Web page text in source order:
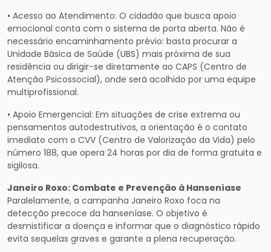
• Acesso ao Atendimento: O cidadão que busca apoio
emocional conta com o sistema de porta aberta. Não é
necessário encaminhamento prévio: basta procurar a
Unidade Básica de Saúde (UBS) mais próxima de sua
residência ou dirigir-se diretamente ao CAPS (Centro de
Atenção Psicossocial), onde será acolhido por uma equipe
multiprofissional.
• Apoio Emergencial: Em situações de crise extrema ou
pensamentos autodestrutivos, a orientação é o contato
imediato com o CVV (Centro de Valorização da Vida) pelo
número 188, que opera 24 horas por dia de forma gratuita e
sigilosa.
Janeiro Roxo: Combate e Prevenção à Hanseníase
Paralelamente, a campanha Janeiro Roxo foca na
detecção precoce da hanseníase. O objetivo é
desmistificar a doença e informar que o diagnóstico rápido
evita sequelas graves e garante a plena recuperação.